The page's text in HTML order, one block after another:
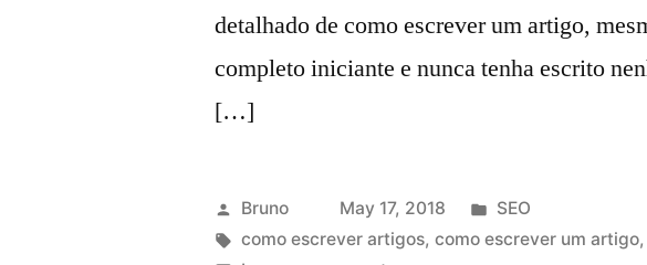
detalhado de como escrever um artigo,
completo iniciante e nunca tenha escrito
[…]
Posted
by
Bruno May 17, 2018
Posted
in
SEO
Tags:
como escrever artigos,como escrever um artigo